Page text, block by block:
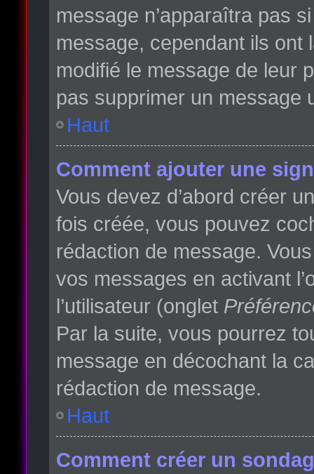
message n’apparaîtra pas
message, cependant ils ont
modifié le message de leur
pas supprimer un message
Haut
Comment ajouter une
Vous devez d’abord créer
fois créée, vous pouvez
rédaction de message.
vos messages en activant
l’utilisateur (onglet
Par la suite, vous pourrez
message en décochant la
rédaction de message.
Haut
Comment créer un